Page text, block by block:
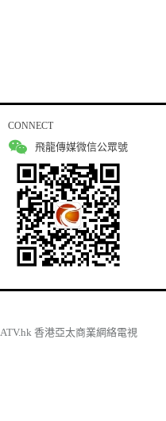
CONNECT
飛龍傳媒微信公眾號
ATV.hk 香港亞太商業網絡電視